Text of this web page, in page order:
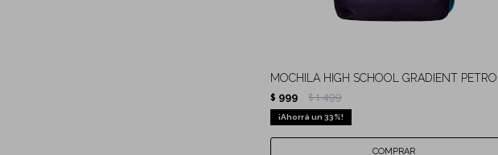
MOCHILA HIGH SCHOOL GRADIENT PETROL
$ 999 $ 1.499
33